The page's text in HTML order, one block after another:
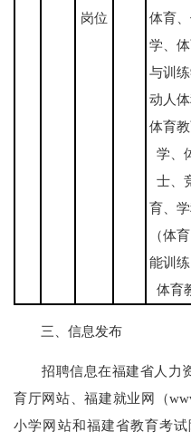
岗位
体育
学、
与训
动人体
体育
学、
士、
育、
（体
能训
体育
三、信息发布
招聘信息在福建省人力资
育厅网站、福建就业网（
小学网站和福建省教育考